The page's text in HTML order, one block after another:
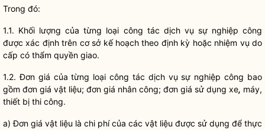
Trong đó:
1.1. Khối lượng của từng loại công tác dịch vụ sự nghiệp công
được xác định trên cơ sở kế hoạch theo định kỳ hoặc nhiệm vụ do
cấp có thẩm quyền giao.
1.2. Đơn giá của từng loạicông tác dịch vụ sự nghiệp công bao
gồm đơn giá vật liệu; đơn giá nhân công; đơn giá sử dụng xe, máy,
thiết bị thi công.
a) Đơn giá vật liệu là chi phícủa các vật liệu được sử dụng để thực